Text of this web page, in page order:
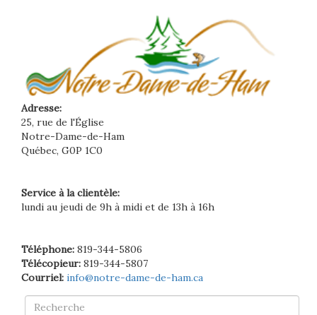
Adresse:
25, rue de l'Église
Notre-Dame-de-Ham
Québec, G0P 1C0
Service à la clientèle:
lundi au jeudi de 9h à midi et de 13h à 16h
Téléphone: 819-344-5806
Télécopieur: 819-344-5807
Courriel: info@notre-dame-de-ham.ca